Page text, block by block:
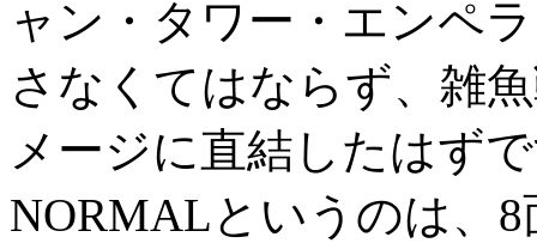
ャン・タワー・エンペ
さなくてはならず、雑
メージに直結したはず
NORMALというのは、